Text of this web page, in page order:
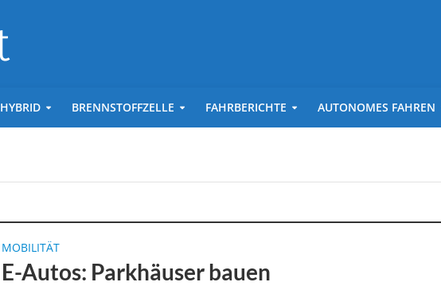
HYBRID BRENNSTOFFZELLE FAHRBERICHTE AUTONOMES FAHREN
MOBILITÄT
E-Autos: Parkhäuser bauen